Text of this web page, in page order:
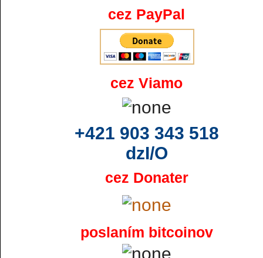
cez PayPal
cez Viamo
+421 903 343 518
dzI/O
cez Donater
poslaním bitcoinov